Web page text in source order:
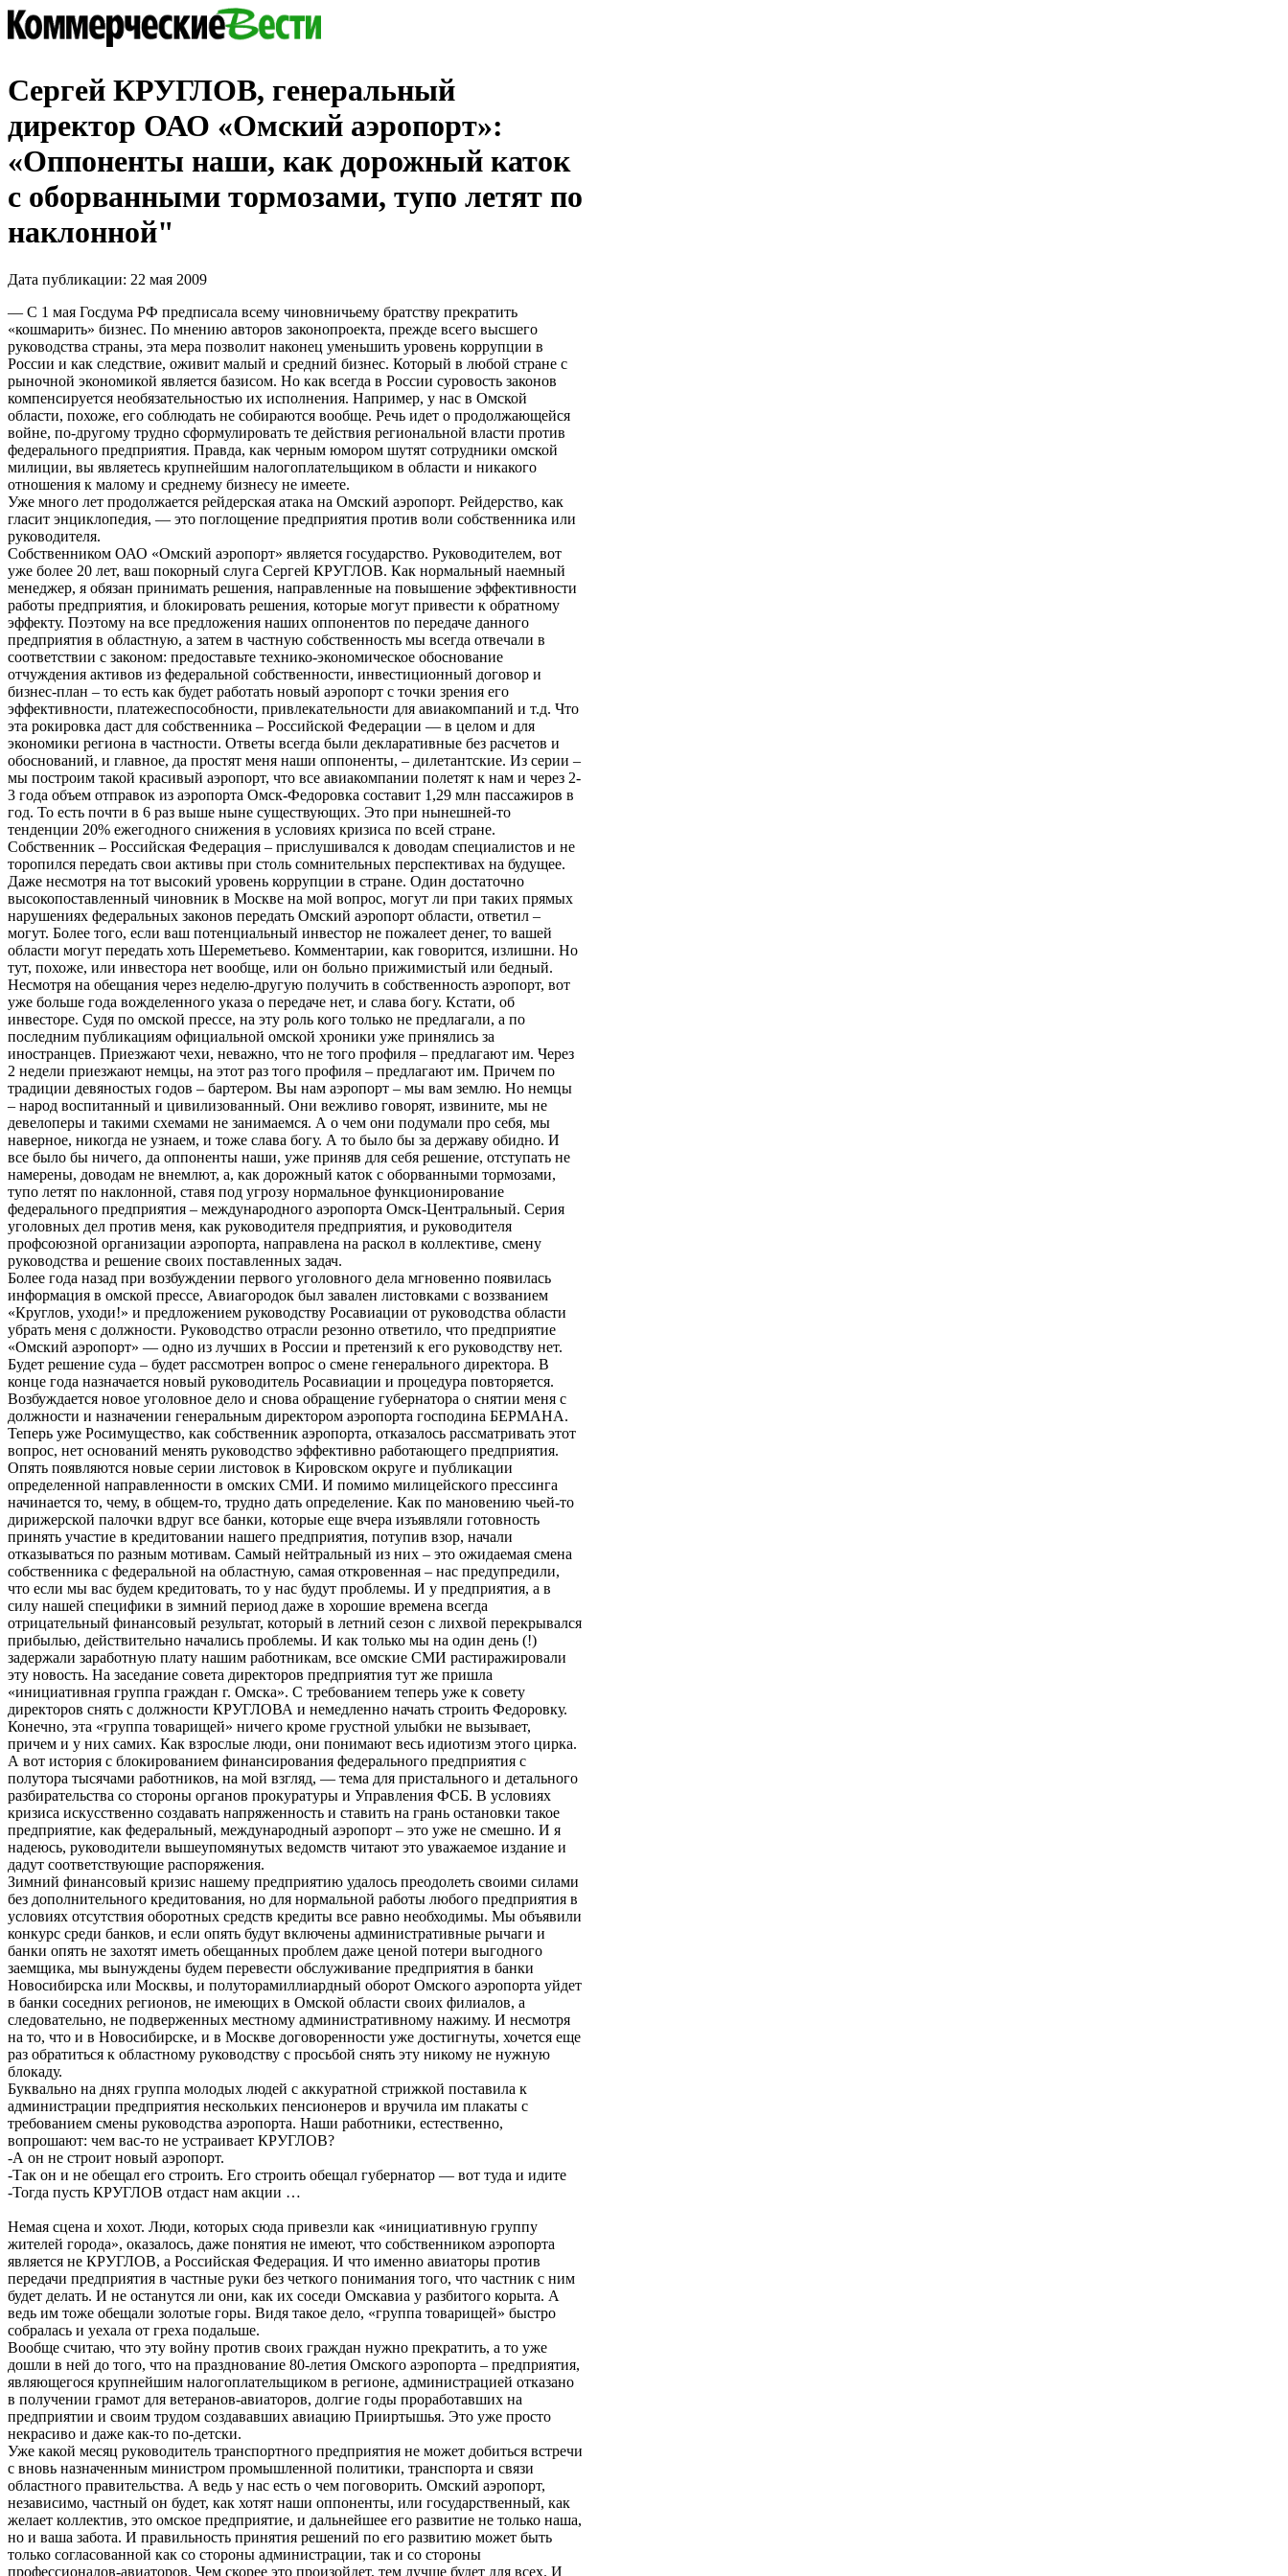
Сергей КРУГЛОВ, генеральный
директор ОАО «Омский аэропорт»:
«Оппоненты наши, как дорожный каток
с оборванными тормозами, тупо летят по
наклонной"
Дата публикации: 22 мая 2009
— С 1 мая Госдума РФ предписала всему чиновничьему братству прекратить
«кошмарить» бизнес. По мнению авторов законопроекта, прежде всего высшего
руководства страны, эта мера позволит наконец уменьшить уровень коррупции в
России и как следствие, оживит малый и средний бизнес. Который в любой стране с
рыночной экономикой является базисом. Но как всегда в России суровость законов
компенсируется необязательностью их исполнения. Например, у нас в Омской
области, похоже, его соблюдать не собираются вообще. Речь идет о продолжающейся
войне, по-другому трудно сформулировать те действия региональной власти против
федерального предприятия. Правда, как черным юмором шутят сотрудники омской
милиции, вы являетесь крупнейшим налогоплательщиком в области и никакого
отношения к малому и среднему бизнесу не имеете.
Уже много лет продолжается рейдерская атака на Омский аэропорт. Рейдерство, как
гласит энциклопедия, — это поглощение предприятия против воли собственника или
руководителя.
Собственником ОАО «Омский аэропорт» является государство. Руководителем, вот
уже более 20 лет, ваш покорный слуга Сергей КРУГЛОВ. Как нормальный наемный
менеджер, я обязан принимать решения, направленные на повышение эффективности
работы предприятия, и блокировать решения, которые могут привести к обратному
эффекту. Поэтому на все предложения наших оппонентов по передаче данного
предприятия в областную, а затем в частную собственность мы всегда отвечали в
соответствии с законом: предоставьте технико-экономическое обоснование
отчуждения активов из федеральной собственности, инвестиционный договор и
бизнес-план – то есть как будет работать новый аэропорт с точки зрения его
эффективности, платежеспособности, привлекательности для авиакомпаний и т.д. Что
эта рокировка даст для собственника – Российской Федерации — в целом и для
экономики региона в частности. Ответы всегда были декларативные без расчетов и
обоснований, и главное, да простят меня наши оппоненты, – дилетантские. Из серии –
мы построим такой красивый аэропорт, что все авиакомпании полетят к нам и через 2-
3 года объем отправок из аэропорта Омск-Федоровка составит 1,29 млн пассажиров в
год. То есть почти в 6 раз выше ныне существующих. Это при нынешней-то
тенденции 20% ежегодного снижения в условиях кризиса по всей стране.
Собственник – Российская Федерация – прислушивался к доводам специалистов и не
торопился передать свои активы при столь сомнительных перспективах на будущее.
Даже несмотря на тот высокий уровень коррупции в стране. Один достаточно
высокопоставленный чиновник в Москве на мой вопрос, могут ли при таких прямых
нарушениях федеральных законов передать Омский аэропорт области, ответил –
могут. Более того, если ваш потенциальный инвестор не пожалеет денег, то вашей
области могут передать хоть Шереметьево. Комментарии, как говорится, излишни. Но
тут, похоже, или инвестора нет вообще, или он больно прижимистый или бедный.
Несмотря на обещания через неделю-другую получить в собственность аэропорт, вот
уже больше года вожделенного указа о передаче нет, и слава богу. Кстати, об
инвесторе. Судя по омской прессе, на эту роль кого только не предлагали, а по
последним публикациям официальной омской хроники уже принялись за
иностранцев. Приезжают чехи, неважно, что не того профиля – предлагают им. Через
2 недели приезжают немцы, на этот раз того профиля – предлагают им. Причем по
традиции девяностых годов – бартером. Вы нам аэропорт – мы вам землю. Но немцы
– народ воспитанный и цивилизованный. Они вежливо говорят, извините, мы не
девелоперы и такими схемами не занимаемся. А о чем они подумали про себя, мы
наверное, никогда не узнаем, и тоже слава богу. А то было бы за державу обидно. И
все было бы ничего, да оппоненты наши, уже приняв для себя решение, отступать не
намерены, доводам не внемлют, а, как дорожный каток с оборванными тормозами,
тупо летят по наклонной, ставя под угрозу нормальное функционирование
федерального предприятия – международного аэропорта Омск-Центральный. Серия
уголовных дел против меня, как руководителя предприятия, и руководителя
профсоюзной организации аэропорта, направлена на раскол в коллективе, смену
руководства и решение своих поставленных задач.
Более года назад при возбуждении первого уголовного дела мгновенно появилась
информация в омской прессе, Авиагородок был завален листовками с воззванием
«Круглов, уходи!» и предложением руководству Росавиации от руководства области
убрать меня с должности. Руководство отрасли резонно ответило, что предприятие
«Омский аэропорт» — одно из лучших в России и претензий к его руководству нет.
Будет решение суда – будет рассмотрен вопрос о смене генерального директора. В
конце года назначается новый руководитель Росавиации и процедура повторяется.
Возбуждается новое уголовное дело и снова обращение губернатора о снятии меня с
должности и назначении генеральным директором аэропорта господина БЕРМАНА.
Теперь уже Росимущество, как собственник аэропорта, отказалось рассматривать этот
вопрос, нет оснований менять руководство эффективно работающего предприятия.
Опять появляются новые серии листовок в Кировском округе и публикации
определенной направленности в омских СМИ. И помимо милицейского прессинга
начинается то, чему, в общем-то, трудно дать определение. Как по мановению чьей-то
дирижерской палочки вдруг все банки, которые еще вчера изъявляли готовность
принять участие в кредитовании нашего предприятия, потупив взор, начали
отказываться по разным мотивам. Самый нейтральный из них – это ожидаемая смена
собственника с федеральной на областную, самая откровенная – нас предупредили,
что если мы вас будем кредитовать, то у нас будут проблемы. И у предприятия, а в
силу нашей специфики в зимний период даже в хорошие времена всегда
отрицательный финансовый результат, который в летний сезон с лихвой перекрывался
прибылью, действительно начались проблемы. И как только мы на один день (!)
задержали заработную плату нашим работникам, все омские СМИ растиражировали
эту новость. На заседание совета директоров предприятия тут же пришла
«инициативная группа граждан г. Омска». С требованием теперь уже к совету
директоров снять с должности КРУГЛОВА и немедленно начать строить Федоровку.
Конечно, эта «группа товарищей» ничего кроме грустной улыбки не вызывает,
причем и у них самих. Как взрослые люди, они понимают весь идиотизм этого цирка.
А вот история с блокированием финансирования федерального предприятия с
полутора тысячами работников, на мой взгляд, — тема для пристального и детального
разбирательства со стороны органов прокуратуры и Управления ФСБ. В условиях
кризиса искусственно создавать напряженность и ставить на грань остановки такое
предприятие, как федеральный, международный аэропорт – это уже не смешно. И я
надеюсь, руководители вышеупомянутых ведомств читают это уважаемое издание и
дадут соответствующие распоряжения.
Зимний финансовый кризис нашему предприятию удалось преодолеть своими силами
без дополнительного кредитования, но для нормальной работы любого предприятия в
условиях отсутствия оборотных средств кредиты все равно необходимы. Мы объявили
конкурс среди банков, и если опять будут включены административные рычаги и
банки опять не захотят иметь обещанных проблем даже ценой потери выгодного
заемщика, мы вынуждены будем перевести обслуживание предприятия в банки
Новосибирска или Москвы, и полуторамиллиардный оборот Омского аэропорта уйдет
в банки соседних регионов, не имеющих в Омской области своих филиалов, а
следовательно, не подверженных местному административному нажиму. И несмотря
на то, что и в Новосибирске, и в Москве договоренности уже достигнуты, хочется еще
раз обратиться к областному руководству с просьбой снять эту никому не нужную
блокаду.
Буквально на днях группа молодых людей с аккуратной стрижкой поставила к
администрации предприятия нескольких пенсионеров и вручила им плакаты с
требованием смены руководства аэропорта. Наши работники, естественно,
вопрошают: чем вас-то не устраивает КРУГЛОВ?
-А он не строит новый аэропорт.
-Так он и не обещал его строить. Его строить обещал губернатор — вот туда и идите
-Тогда пусть КРУГЛОВ отдаст нам акции …
Немая сцена и хохот. Люди, которых сюда привезли как «инициативную группу
жителей города», оказалось, даже понятия не имеют, что собственником аэропорта
является не КРУГЛОВ, а Российская Федерация. И что именно авиаторы против
передачи предприятия в частные руки без четкого понимания того, что частник с ним
будет делать. И не останутся ли они, как их соседи Омскавиа у разбитого корыта. А
ведь им тоже обещали золотые горы. Видя такое дело, «группа товарищей» быстро
собралась и уехала от греха подальше.
Вообще считаю, что эту войну против своих граждан нужно прекратить, а то уже
дошли в ней до того, что на празднование 80-летия Омского аэропорта – предприятия,
являющегося крупнейшим налогоплательщиком в регионе, администрацией отказано
в получении грамот для ветеранов-авиаторов, долгие годы проработавших на
предприятии и своим трудом создававших авиацию Прииртышья. Это уже просто
некрасиво и даже как-то по-детски.
Уже какой месяц руководитель транспортного предприятия не может добиться встречи
с вновь назначенным министром промышленной политики, транспорта и связи
областного правительства. А ведь у нас есть о чем поговорить. Омский аэропорт,
независимо, частный он будет, как хотят наши оппоненты, или государственный, как
желает коллектив, это омское предприятие, и дальнейшее его развитие не только наша,
но и ваша забота. И правильность принятия решений по его развитию может быть
только согласованной как со стороны администрации, так и со стороны
профессионалов-авиаторов. Чем скорее это произойдет, тем лучше будет для всех. И